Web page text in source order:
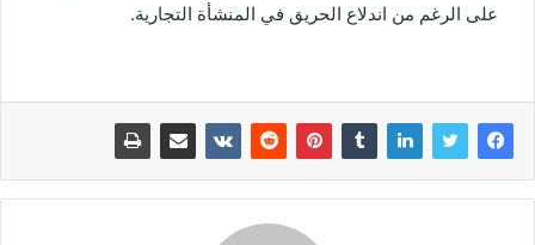
على الرغم من اندلاع الحريق في المنشأة التجارية.